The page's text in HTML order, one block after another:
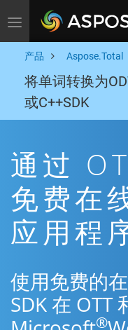
Toggle navigation
产品 Aspose.Total
将单词转换为
或C++SDK
通过
免费在
应用程
使用免费的
SDK 在 OTT
®